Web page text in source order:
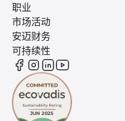
职业
市场活动
安迈财务
可持续性